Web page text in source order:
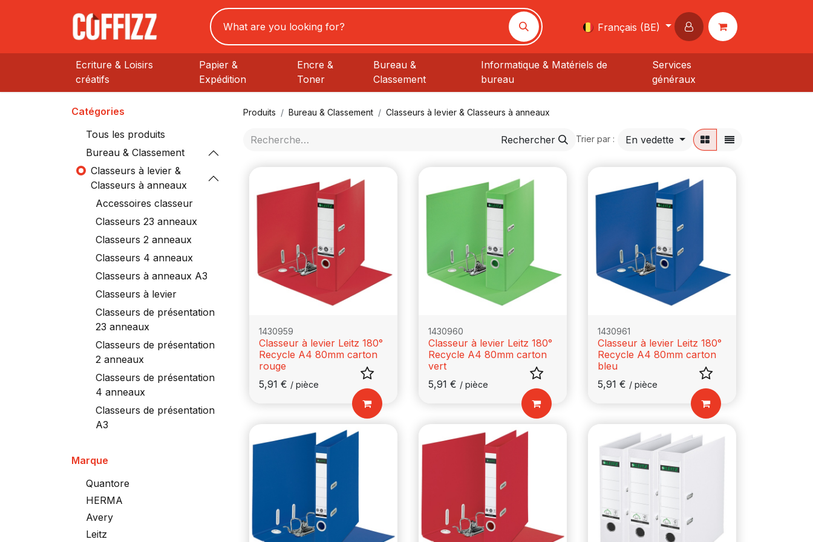
Français (BE)
Ecriture & Loisirs
créatifs
Papier &
Expédition
Encre &
Toner
Bureau &
Classement
Informatique & Matériels de
bureau
Services
généraux
Catégories
Tous les produits
Bureau & Classement
Classeurs à levier &
Classeurs à anneaux
Accessoires classeur
Classeurs 23 anneaux
Classeurs 2 anneaux
Classeurs 4 anneaux
Classeurs à anneaux A3
Classeurs à levier
Classeurs de présentation
23 anneaux
Classeurs de présentation
2 anneaux
Classeurs de présentation
4 anneaux
Classeurs de présentation
A3
Marque
Quantore
HERMA
Avery
Leitz
Produits Bureau & Classement Classeurs à levier & Classeurs à anneaux
Rechercher Trier par : En vedette
1430959
Classeur à levier Leitz 180°
Recycle A4 80mm carton
rouge
5,91 € / pièce
1430960
Classeur à levier Leitz 180°
Recycle A4 80mm carton
vert
5,91 € / pièce
1430961
Classeur à levier Leitz 180°
Recycle A4 80mm carton
bleu
5,91 € / pièce